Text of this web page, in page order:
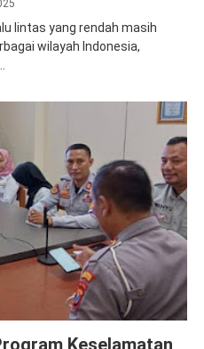
lintas yang rendah masih
wilayah Indonesia,
Keselamatan